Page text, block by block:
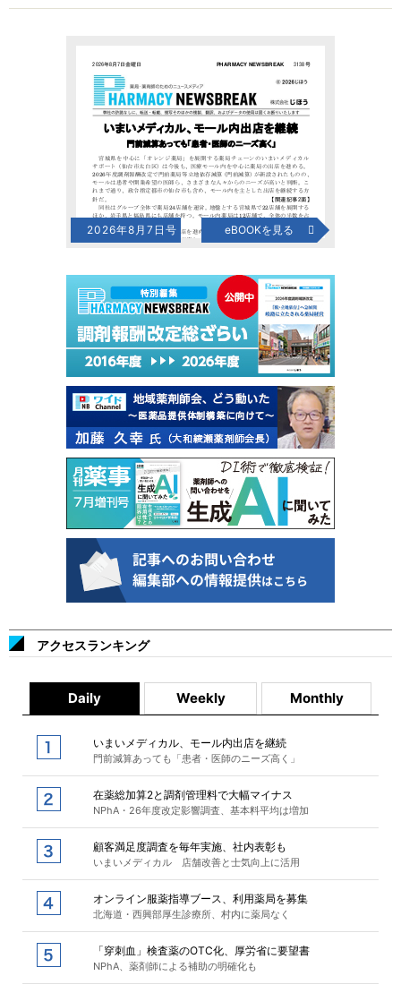
2026年8月7日号 eBOOKを見る
アクセスランキング
Daily Weekly Monthly
いまいメディカル、モール内出店を継続
門前減算あっても「患者・医師のニーズ高く」
在薬総加算2と調剤管理料で大幅マイナス
NPhA・26年度改定影響調査、基本料平均は増加
顧客満足度調査を毎年実施、社内表彰も
いまいメディカル 店舗改善と士気向上に活用
オンライン服薬指導ブース、利用薬局を募集
北海道・西興部厚生診療所、村内に薬局なく
「穿刺血」検査薬のOTC化、厚労省に要望書
NPhA、薬剤師による補助の明確化も